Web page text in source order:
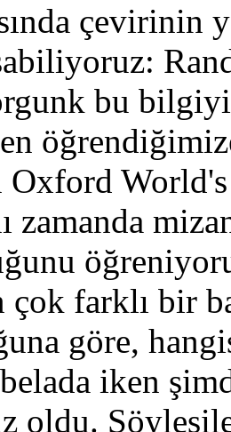
çevirinin
bu
Oxford
zamanda
çok farklı bir
göre,
belada iken
oldu.